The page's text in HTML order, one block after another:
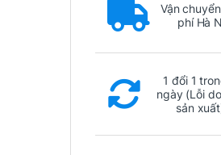
Vận
phí Hà
1 đổi 1
ngày (Lỗi
sản